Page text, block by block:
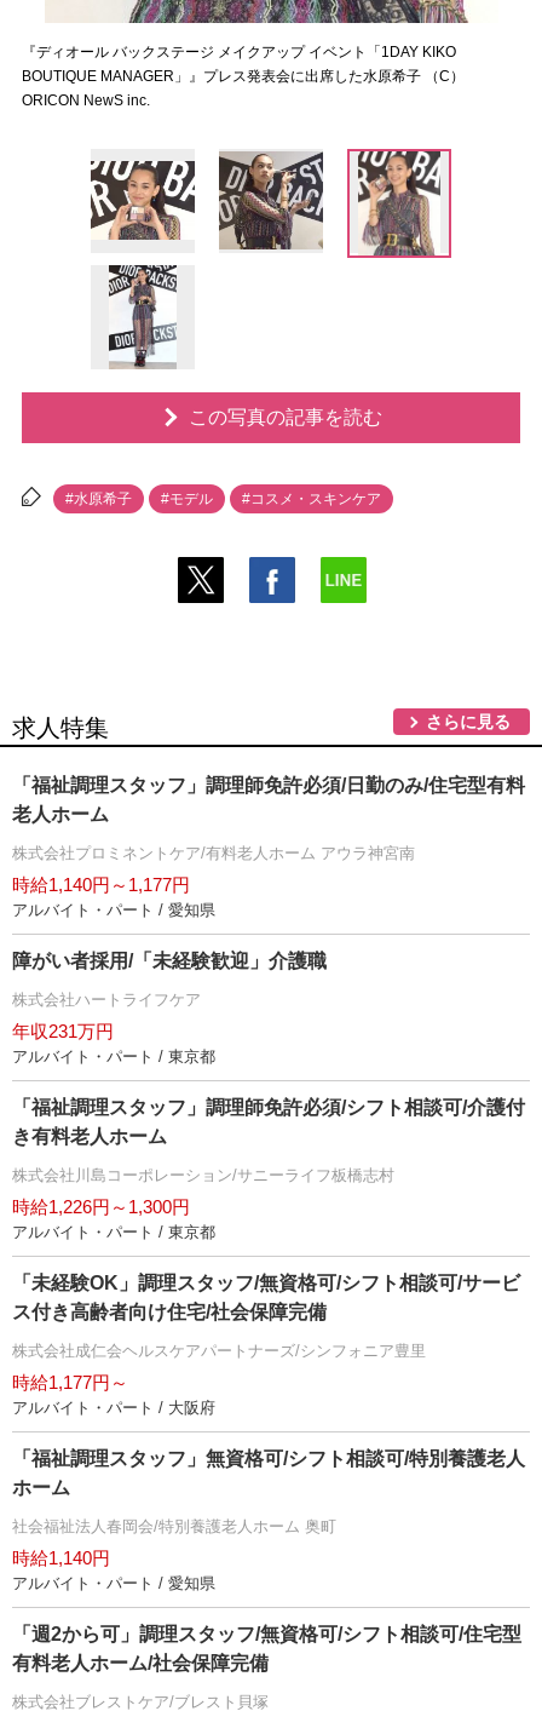
『ディオール バックステージ メイクアップ イベント「1DAY KIKO
BOUTIQUE MANAGER」』プレス発表会に出席した水原希子 （C）
ORICON NewS inc.
この写真の記事を読む
#水原希子 #モデル #コスメ・スキンケア
求人特集 さらに見る
「福祉調理スタッフ」調理師免許必須/日勤のみ/住宅型有料
老人ホーム
株式会社プロミネントケア/有料老人ホーム アウラ神宮南
時給1,140円～1,177円
アルバイト・パート / 愛知県
障がい者採用/「未経験歓迎」介護職
株式会社ハートライフケア
年収231万円
アルバイト・パート / 東京都
「福祉調理スタッフ」調理師免許必須/シフト相談可/介護付
き有料老人ホーム
株式会社川島コーポレーション/サニーライフ板橋志村
時給1,226円～1,300円
アルバイト・パート / 東京都
「未経験OK」調理スタッフ/無資格可/シフト相談可/サービ
ス付き高齢者向け住宅/社会保障完備
株式会社成仁会ヘルスケアパートナーズ/シンフォニア豊里
時給1,177円～
アルバイト・パート / 大阪府
「福祉調理スタッフ」無資格可/シフト相談可/特別養護老人
ホーム
社会福祉法人春岡会/特別養護老人ホーム 奥町
時給1,140円
アルバイト・パート / 愛知県
「週2から可」調理スタッフ/無資格可/シフト相談可/住宅型
有料老人ホーム/社会保障完備
株式会社ブレストケア/ブレスト貝塚